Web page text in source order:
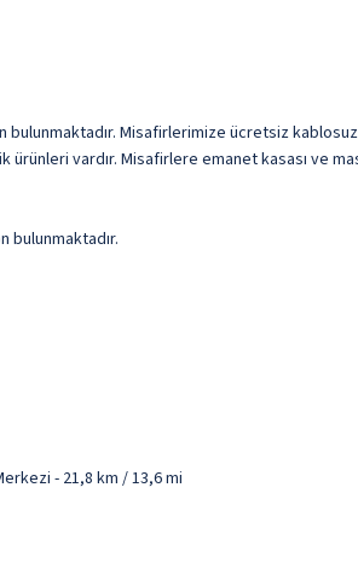
Misafirlerimize ücretsiz
vardır. Misafirlere emanet kasası ve
- 21,8 km / 13,6 mi